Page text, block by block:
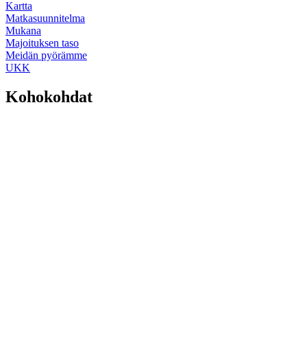
Kartta
Matkasuunnitelma
Mukana
Majoituksen taso
Meidän pyörämme
UKK
Kohokohdat